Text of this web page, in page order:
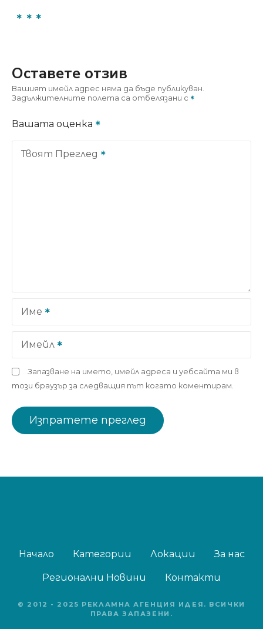
Оставете отзив
Вашият имейл адрес няма да бъде публикуван.
Задължителните полета са отбелязани с
Вашата оценка
Твоят Преглед
Име
Имейл
Запазване на името, имейл адреса и уебсайта ми в
този браузър за следващия път когато коментирам.
Начало Категории Локации За нас
Регионални Новини Контакти
© 2012 - 2025 РЕКЛАМНА АГЕНЦИЯ ИДЕЯ. ВСИЧКИ
ПРАВА ЗАПАЗЕНИ.